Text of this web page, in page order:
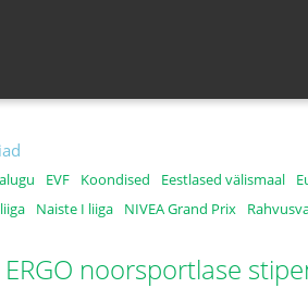
EVF Koondised Eestlased välismaal
Naiste I liiga NIVEA Grand Prix
noorsportlase